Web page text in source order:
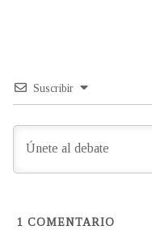
Suscribir
1 COMENTARIO